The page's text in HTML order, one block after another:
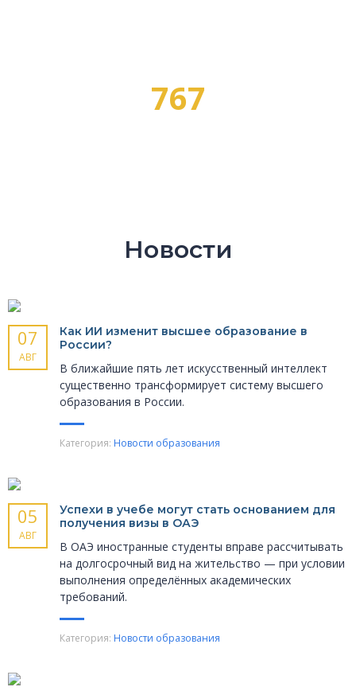
767
Новости
07
АВГ
Как ИИ изменит высшее образование в
России?
В ближайшие пять лет искусственный интеллект
существенно трансформирует систему высшего
образования в России.
Категория: Новости образования
05
АВГ
Успехи в учебе могут стать основанием для
получения визы в ОАЭ
В ОАЭ иностранные студенты вправе рассчитывать
на долгосрочный вид на жительство — при условии
выполнения определённых академических
требований.
Категория: Новости образования